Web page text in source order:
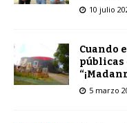
10 julio
Cuando
públicas
5 marzo